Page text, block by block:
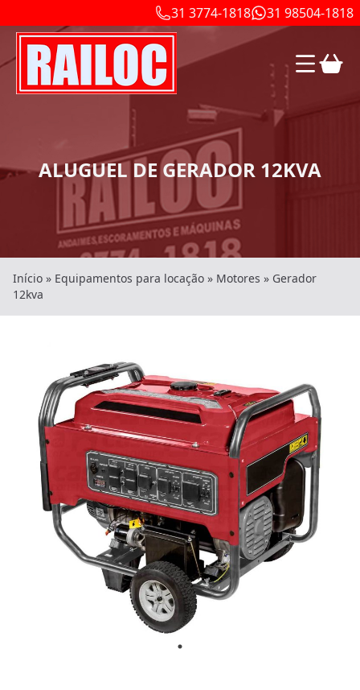
31 3774-1818 31 98504-1818
ALUGUEL DE GERADOR 12KVA
Início » Equipamentos para locação » Motores » Gerador
12kva